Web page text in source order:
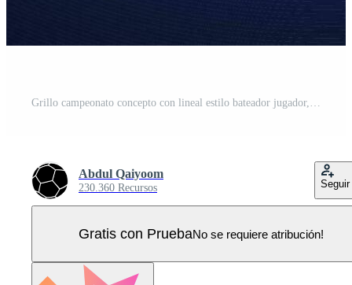
Grillo campeonato concepto con lineal estilo bateador jugador, ligero efecto y resumen olas en azul triángulo elemento antecedentes. Vector Pro
Abdul Qaiyoom
230.360 Recursos Seguir
Gratis con PruebaNo se requiere atribución!